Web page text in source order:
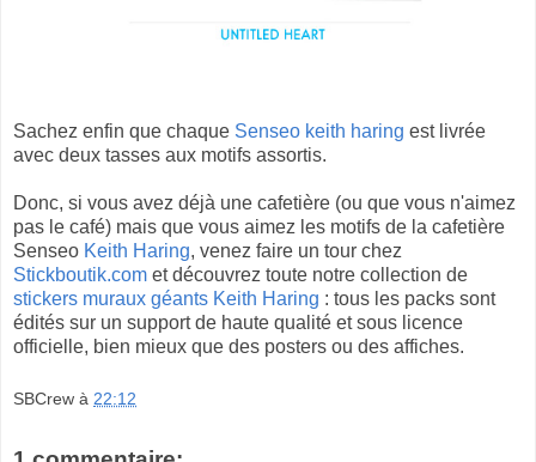
Sachez enfin que chaque Senseo keith haring est livrée
avec deux tasses aux motifs assortis.
Donc, si vous avez déjà une cafetière (ou que vous n'aimez
pas le café) mais que vous aimez les motifs de la cafetière
Senseo Keith Haring, venez faire un tour chez
Stickboutik.com et découvrez toute notre collection de
stickers muraux géants Keith Haring : tous les packs sont
édités sur un support de haute qualité et sous licence
officielle, bien mieux que des posters ou des affiches.
SBCrew à 22:12